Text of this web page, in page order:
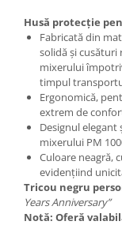
Husă protecție
Fabricată din
solidă și
mixerului
timpul
Ergonomică,
extrem de
Designul
mixerului PM
Culoare neagră,
evidențiind
Tricou negru
Years Anniversary”
Notă: Oferă